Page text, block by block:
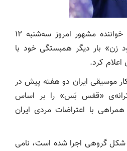
- «مهدی یراحی»،‌ خواننده مشهور امروز سه‌شنبه ۱۲
زن» بار دیگر همبستگی خود با
کرد.
موسیقی ایران دو هفته پیش در
هم ترانه‌ی «قفس بَس» را بر اساس
با اعتراضات مردی ایران
شکل گروهی اجرا شده است،‌ نامی